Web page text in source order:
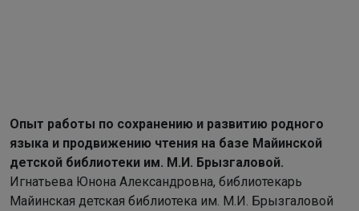
Опыт работы по сохранению и развитию родного
языка и продвижению чтения на базе Майинской
детской библиотеки им. М.И. Брызгаловой.
Игнатьева Юнона Александровна, библиотекарь
Майинская детская библиотека им. М.И. Брызгаловой